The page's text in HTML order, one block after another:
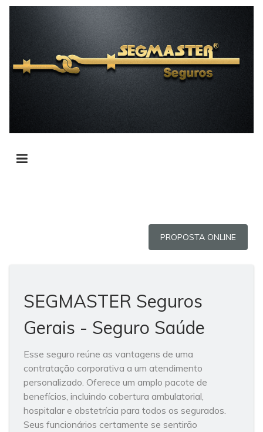
PROPOSTA ONLINE
SEGMASTER Seguros
Gerais - Seguro Saúde
Esse seguro reúne as vantagens de uma
contratação corporativa a um atendimento
personalizado. Oferece um amplo pacote de
benefícios, incluindo cobertura ambulatorial,
hospitalar e obstetrícia para todos os segurados.
Seus funcionários certamente se sentirão